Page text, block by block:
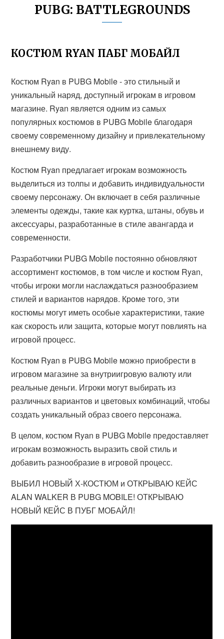
PUBG: BATTLEGROUNDS
КОСТЮМ RYAN ПАБГ МОБАЙЛ
Костюм Ryan в PUBG Mobile - это стильный и
уникальный наряд, доступный игрокам в игровом
магазине. Ryan является одним из самых
популярных костюмов в PUBG Mobile благодаря
своему современному дизайну и привлекательному
внешнему виду.
Костюм Ryan предлагает игрокам возможность
выделиться из толпы и добавить индивидуальности
своему персонажу. Он включает в себя различные
элементы одежды, такие как куртка, штаны, обувь и
аксессуары, разработанные в стиле авангарда и
современности.
Разработчики PUBG Mobile постоянно обновляют
ассортимент костюмов, в том числе и костюм Ryan,
чтобы игроки могли наслаждаться разнообразием
стилей и вариантов нарядов. Кроме того, эти
костюмы могут иметь особые характеристики, такие
как скорость или защита, которые могут повлиять на
игровой процесс.
Костюм Ryan в PUBG Mobile можно приобрести в
игровом магазине за внутриигровую валюту или
реальные деньги. Игроки могут выбирать из
различных вариантов и цветовых комбинаций, чтобы
создать уникальный образ своего персонажа.
В целом, костюм Ryan в PUBG Mobile предоставляет
игрокам возможность выразить свой стиль и
добавить разнообразие в игровой процесс.
ВЫБИЛ НОВЫЙ Х-КОСТЮМ и ОТКРЫВАЮ КЕЙС
ALAN WALKER В PUBG MOBILE! ОТКРЫВАЮ
НОВЫЙ КЕЙС В ПУБГ МОБАЙЛ!